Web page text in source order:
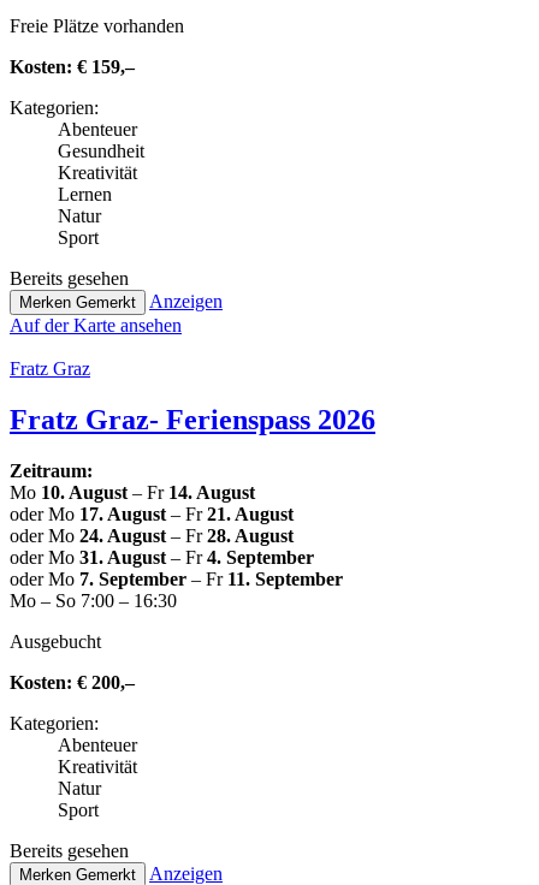
Freie Plätze vorhanden
Kosten: € 159,–
Kate­go­rien:
Abenteuer
Gesund­heit
Krea­ti­vi­tät
Lernen
Natur
Sport
Bereits gesehen
Merken Gemerkt
Anzeigen
Auf der Karte ansehen
Fratz Graz
Fratz Graz- Feri­en­spass 2026
Zeitraum:
Mo 10. August – Fr 14. August
oder Mo 17. August – Fr21. August
oder Mo 24. August – Fr28. August
oder Mo 31. August – Fr4. September
oder Mo 7. September – Fr 11. September
Mo – So 7:00 – 16:30
Aus­ge­bucht
Kosten: € 200,–
Kate­go­rien:
Abenteuer
Krea­ti­vi­tät
Natur
Sport
Bereits gesehen
Merken Gemerkt
Anzeigen